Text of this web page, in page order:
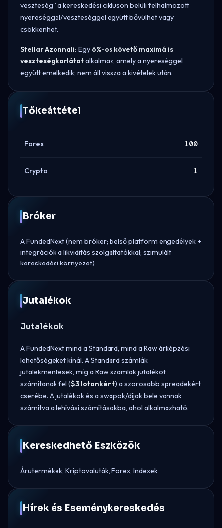
veszteség” a kereskedési cikluson belüli felhalmozott
nyereséggel/veszteséggel együtt bővülhet vagy
csökkenhet.
Stellar Azonnali: Egy 6%-os követő maximális
veszteségkorlátotalkalmaz, amely a nyereséggel
együtt emelkedik; nem áll vissza a kivételek után.
Tőkeáttétel
Forex 100
Crypto 1
Bróker
A FundedNext (nem bróker; belső platform engedélyek +
integrációk a likviditás szolgáltatókkal; szimulált
kereskedési környezet)
Jutalékok
Jutalékok
A FundedNext mind a Standard, mind a Raw árképzési
lehetőségeket kínál. A Standard számlák
jutalékmentesek, míg a Raw számlák jutalékot
számítanak fel ($3 lotonként) a szorosabb spreadekért
cserébe. A jutalékok és a swapok/díjak bele vannak
számítva a lehívási számításokba, ahol alkalmazható.
Kereskedhető Eszközök
Árutermékek, Kriptovaluták, Forex, Indexek
Hírek és Eseménykereskedés